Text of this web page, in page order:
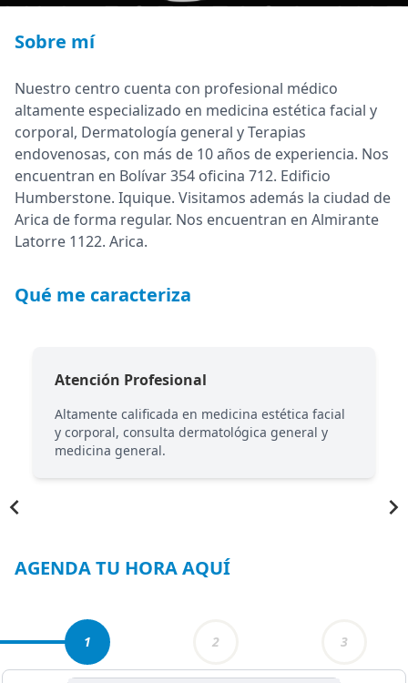
Sobre mí
Nuestro centro cuenta con profesional médico
altamente especializado en medicina estética facial y
corporal, Dermatología general y Terapias
endovenosas, con más de 10 años de experiencia. Nos
encuentran en Bolívar 354 oficina 712. Edificio
Humberstone. Iquique. Visitamos además la ciudad de
Arica de forma regular. Nos encuentran en Almirante
Latorre 1122. Arica.
Qué me caracteriza
Atención Profesional
Altamente calificada en medicina estética facial
y corporal, consulta dermatológica general y
medicina general.
AGENDA TU HORA AQUÍ
1 2 3